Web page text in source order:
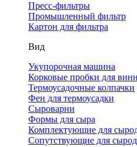
Пресс-фильтры
Промышленный фильтр
Картон для фильтра
Вид
Укупорочная машина
Корковые пробки для
Термоусадочные колпачки
Фен для термоусадки
Сыроварни
Формы для сыра
Комплектующие для
Сопутствующие для